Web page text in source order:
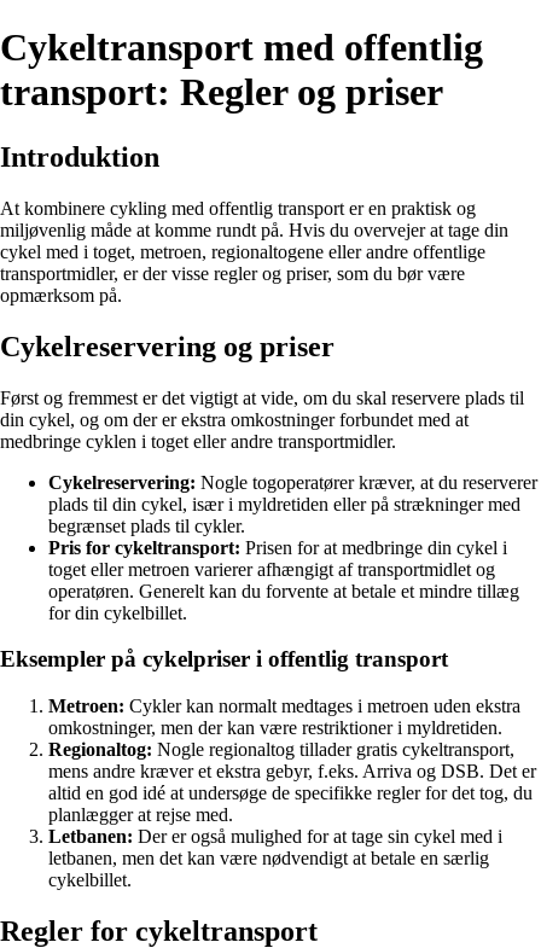
Cykeltransport med offentlig
transport: Regler og priser
Introduktion
At kombinere cykling med offentlig transport er en praktisk og
miljøvenlig måde at komme rundt på. Hvis du overvejer at tage din
cykel med i toget, metroen, regionaltogene eller andre offentlige
transportmidler, er der visse regler og priser, som du bør være
opmærksom på.
Cykelreservering og priser
Først og fremmest er det vigtigt at vide, om du skal reservere plads til
din cykel, og om der er ekstra omkostninger forbundet med at
medbringe cyklen i toget eller andre transportmidler.
Cykelreservering: Nogle togoperatører kræver, at du reserverer
plads til din cykel, især i myldretiden eller på strækninger med
begrænset plads til cykler.
Pris for cykeltransport: Prisen for at medbringe din cykel i
toget eller metroen varierer afhængigt af transportmidlet og
operatøren. Generelt kan du forvente at betale et mindre tillæg
for din cykelbillet.
Eksempler på cykelpriser i offentlig transport
Metroen: Cykler kan normalt medtages i metroen uden ekstra
omkostninger, men der kan være restriktioner i myldretiden.
Regionaltog: Nogle regionaltog tillader gratis cykeltransport,
mens andre kræver et ekstra gebyr, f.eks. Arriva og DSB. Det er
altid en god idé at undersøge de specifikke regler for det tog, du
planlægger at rejse med.
Letbanen: Der er også mulighed for at tage sin cykel med i
letbanen, men det kan være nødvendigt at betale en særlig
cykelbillet.
Regler for cykeltransport